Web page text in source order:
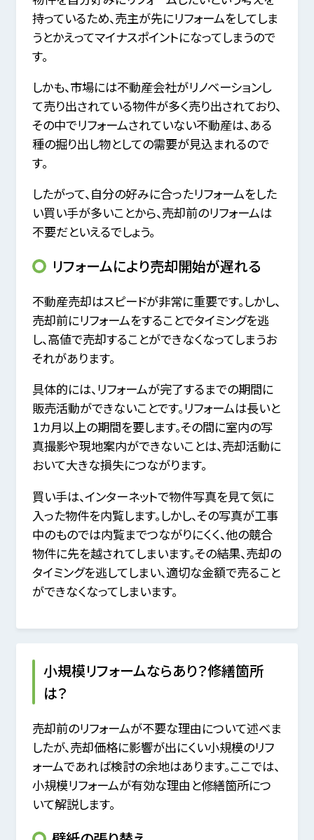
持っているため、売主が先にリフォームをしてしま
うとかえってマイナスポイントになってしまうので
す。
しかも、市場には不動産会社がリノベーションし
て売り出されている物件が多く売り出されており、
その中でリフォームされていない不動産は、ある
種の掘り出し物としての需要が見込まれるので
す。
したがって、自分の好みに合ったリフォームをした
い買い手が多いことから、売却前のリフォームは
不要だといえるでしょう。
リフォームにより売却開始が遅れる
不動産売却はスピードが非常に重要です。しかし、
売却前にリフォームをすることでタイミングを逃
し、高値で売却することができなくなってしまうお
それがあります。
具体的には、リフォームが完了するまでの期間に
販売活動ができないことです。リフォームは長いと
1カ月以上の期間を要します。その間に室内の写
真撮影や現地案内ができないことは、売却活動に
おいて大きな損失につながります。
買い手は、インターネットで物件写真を見て気に
入った物件を内覧します。しかし、その写真が工事
中のものでは内覧までつながりにくく、他の競合
物件に先を越されてしまいます。その結果、売却の
タイミングを逃してしまい、適切な金額で売ること
ができなくなってしまいます。
小規模リフォームならあり？修繕箇所
は？
売却前のリフォームが不要な理由について述べま
したが、売却価格に影響が出にくい小規模のリフ
ォームであれば検討の余地はあります。ここでは、
小規模リフォームが有効な理由と修繕箇所につ
いて解説します。